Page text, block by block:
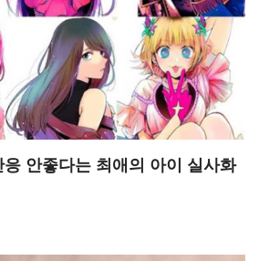
안좋다는 최애의 아이 실사화